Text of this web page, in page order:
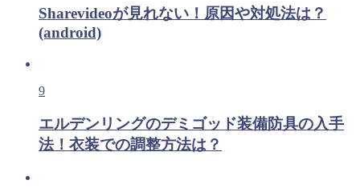
Sharevideoが見れない！原因や対処法は？
(android)
9
エルデンリングのデミゴッド装備防具の入手
法！衣装での調整方法は？